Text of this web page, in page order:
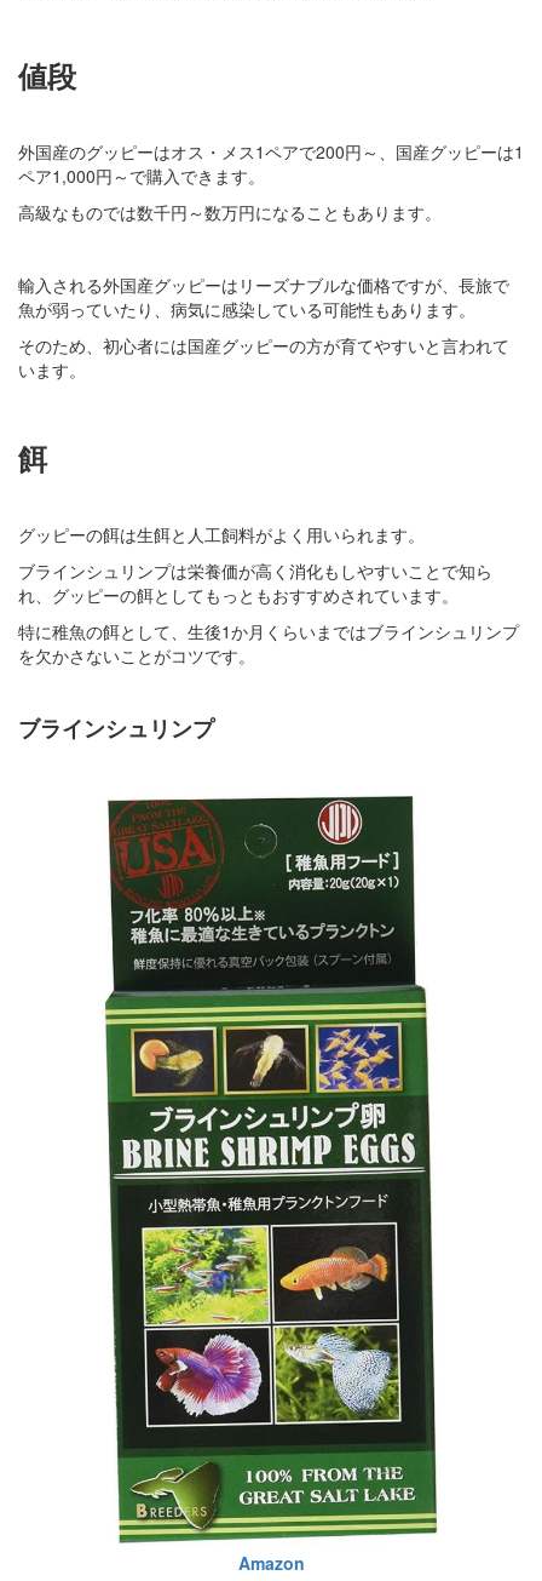
値段
外国産のグッピーはオス・メス1ペアで200円～、国産グッピーは1
ペア1,000円～で購入できます。
高級なものでは数千円～数万円になることもあります。
輸入される外国産グッピーはリーズナブルな価格ですが、長旅で
魚が弱っていたり、病気に感染している可能性もあります。
そのため、初心者には国産グッピーの方が育てやすいと言われて
います。
餌
グッピーの餌は生餌と人工飼料がよく用いられます。
ブラインシュリンプは栄養価が高く消化もしやすいことで知ら
れ、グッピーの餌としてもっともおすすめされています。
特に稚魚の餌として、生後1か月くらいまではブラインシュリンプ
を欠かさないことがコツです。
ブラインシュリンプ
Amazon